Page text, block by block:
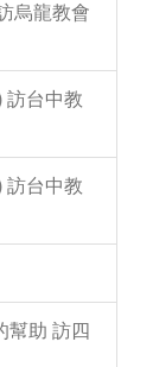
烏龍教會
訪台中教
訪台中教
幫助 訪四